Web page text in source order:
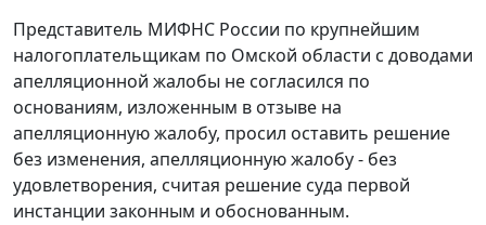
Представитель МИФНС России по крупнейшим
налогоплательщикам по Омской области с доводами
апелляционной жалобы не согласился по
основаниям, изложенным в отзыве на
апелляционную жалобу, просил оставить решение
без изменения, апелляционную жалобу - без
удовлетворения, считая решение суда первой
инстанции законным и обоснованным.